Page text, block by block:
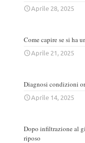
Aprile 28, 2025
Come capire se si ha
Aprile 21, 2025
Diagnosi condizioni
Aprile 14, 2025
Dopo infiltrazione al
riposo